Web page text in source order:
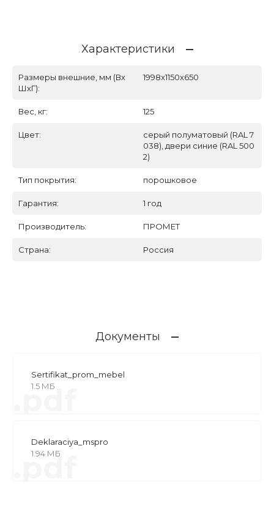
Характеристики
Размеры внешние, мм (Вх
ШхГ):
1998x1150x650
Вес, кг: 125
Цвет:
серый полуматовый (RAL 7
038), двери синие (RAL 500
2)
Тип покрытия: порошковое
Гарантия: 1 год
Производитель: ПРОМЕТ
Страна: Россия
Документы
Sertifikat_prom_mebel
1.5 МБ
.pdf
Deklaraciya_mspro
1.94 МБ
.pdf